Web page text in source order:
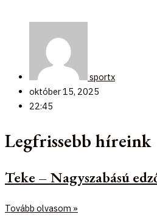
sportx
október 15, 2025
22:45
Legfrissebb híreink
Teke – Nagyszabású
Tovább olvasom »